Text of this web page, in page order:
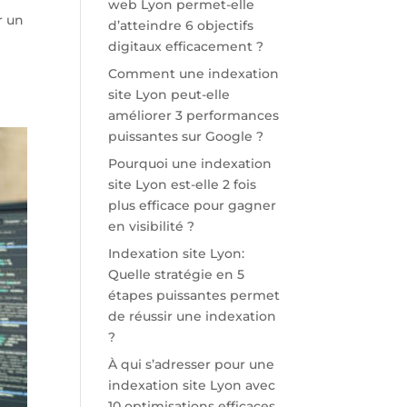
un
web Lyon permet-elle
d’atteindre 6 objectifs
digitaux efficacement ?
Comment une indexation
site Lyon peut-elle
améliorer 3 performances
puissantes sur Google ?
Pourquoi une indexation
site Lyon est-elle 2 fois
plus efficace pour gagner
en visibilité ?
Indexation site Lyon:
Quelle stratégie en 5
étapes puissantes permet
de réussir une indexation
?
À qui s’adresser pour une
indexation site Lyon avec